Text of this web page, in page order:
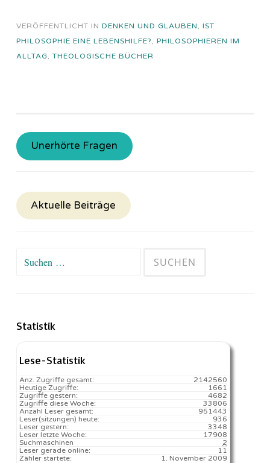
VERÖFFENTLICHT IN DENKEN UND GLAUBEN, IST
PHILOSOPHIE EINE LEBENSHILFE?, PHILOSOPHIEREN IM
ALLTAG, THEOLOGISCHE BÜCHER
Unerhörte Fragen
Aktuelle Beiträge
Suchen
Statistik
Lese-Statistik
2142560
Anz. Zugriffe gesamt:
1661
Heutige Zugriffe:
4682
Zugriffe gestern:
33806
Zugriffe diese Woche:
951443
Anzahl Leser gesamt:
936️
Leser(sitzungen) heute:
3348
Leser gestern:
17908️
Leser letzte Woche:
2
Suchmaschinen
11
Leser gerade online:
1. November 2009
Zähler startete: